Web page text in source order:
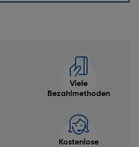
Viele
Bezahlmethoden
Kostenlose